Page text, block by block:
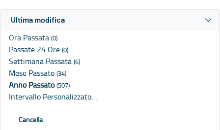
Ultima modifica
Ora Passata (0)
Passate 24 Ore (0)
Settimana Passata (6)
Mese Passato (34)
Anno Passato(507)
Intervallo Personalizzato…
Cancella